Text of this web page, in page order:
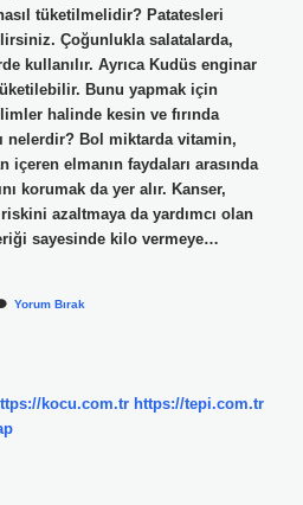
tüketilmelidir? Patatesleri
Çoğunlukla salatalarda,
kullanılır. Ayrıca Kudüs enginar
Bunu yapmak için
halinde kesin ve fırında
nelerdir? Bol miktarda vitamin,
elmanın faydaları arasında
korumak da yer alır. Kanser,
azaltmaya da yardımcı olan
sayesinde kilo vermeye…
Yorum Bırak
kocu.com.tr https://tepi.com.tr